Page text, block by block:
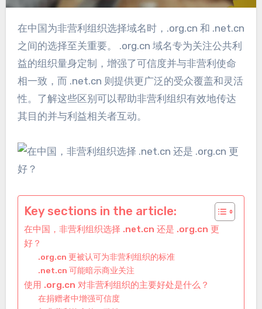
在中国为非营利组织选择域名时，.org.cn 和 .net.cn
之间的选择至关重要。 .org.cn 域名专为关注公共利
益的组织量身定制，增强了可信度并与非营利使命
相一致，而 .net.cn 则提供更广泛的受众覆盖和灵活
性。了解这些区别可以帮助非营利组织有效地传达
其目的并与利益相关者互动。
Key sections in the article:
在中国，非营利组织选择 .net.cn 还是 .org.cn 更
好？
.org.cn 更被认可为非营利组织的标准
.net.cn 可能暗示商业关注
使用 .org.cn 对非营利组织的主要好处是什么？
在捐赠者中增强可信度